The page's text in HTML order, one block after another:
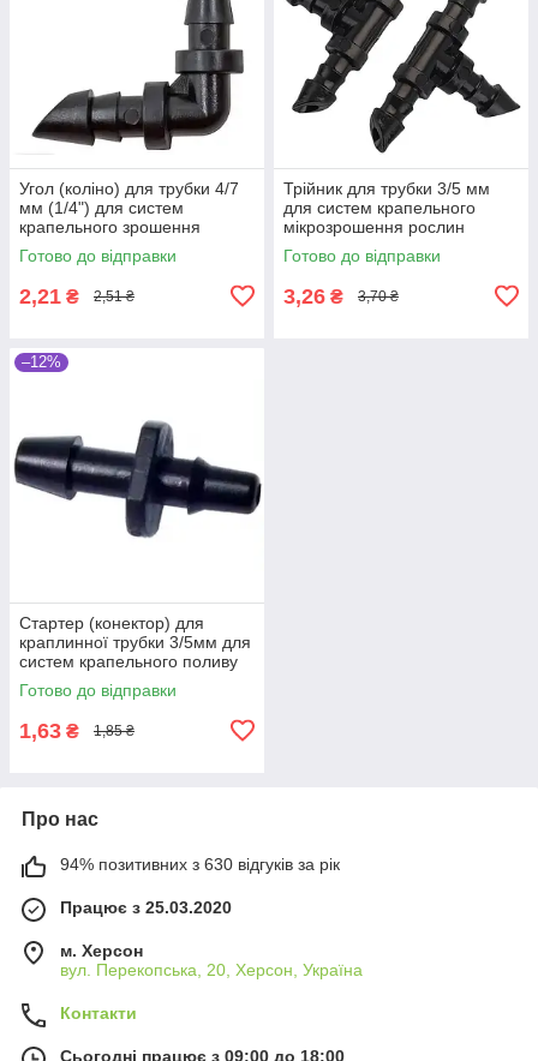
Угол (коліно) для трубки 4/7
мм (1/4") для систем
крапельного зрошення
рослин
Готово до відправки
2,21 ₴ 2,51 ₴
Трійник для трубки 3/5 мм
для систем крапельного
мікрозрошення рослин
Готово до відправки
3,26 ₴ 3,70 ₴
–12%
Стартер (конектор) для
краплинної трубки 3/5мм для
систем крапельного поливу
та мікрозрошення рослин
Готово до відправки
1,63 ₴ 1,85 ₴
Про нас
94% позитивних з 630 відгуків за рік
Працює з 25.03.2020
м. Херсон
вул. Перекопська, 20, Херсон, Україна
Контакти
Сьогодні працює з 09:00 до 18:00